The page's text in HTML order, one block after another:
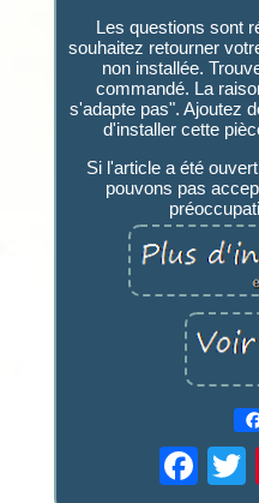
Les questions sont
souhaitez retourner
non installée.
commandé. La
s'adapte pas". Ajoutez
d'installer cette
Si l'article a été
pouvons pas